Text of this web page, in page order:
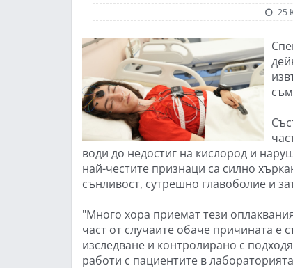
25
води до недостиг на кислород и
най-честите признаци са силно
сънливост, сутрешно главоболие и
"Много хора приемат тези
част от случаите обаче причината е
изследване и контролирано с
работи с пациентите в